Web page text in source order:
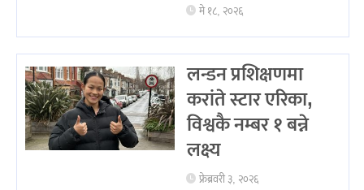
मे १८, २०२६
लन्डन प्रशिक्षणमा
करांते स्टार एरिका,
विश्वकै नम्बर १ बन्ने
लक्ष्य
फ्रेब्रवरी ३, २०२६